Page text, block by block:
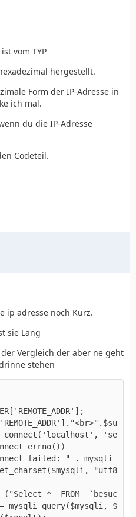
vom TYP
hergestellt.
Form der IP-Adresse in
ich mal.
du die IP-Adresse
Codeteil.
ip adresse noch Kurz.
sie Lang
Vergleich der aber ne geht
stehen